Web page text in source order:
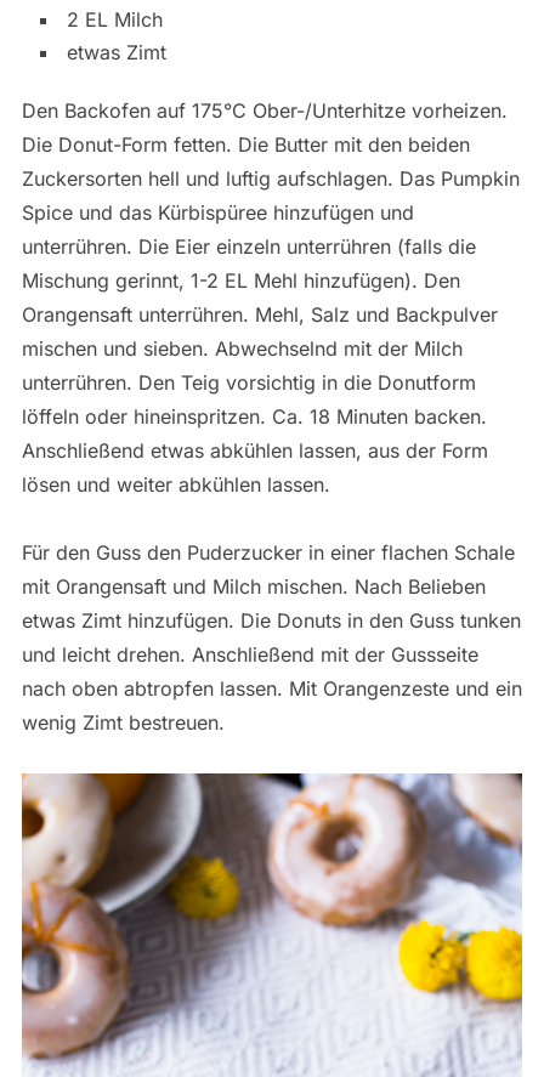
2 EL Milch
etwas Zimt
Den Backofen auf 175°C Ober-/Unterhitze vorheizen.
Die Donut-Form fetten. Die Butter mit den beiden
Zuckersorten hell und luftig aufschlagen. Das Pumpkin
Spice und das Kürbispüree hinzufügen und
unterrühren. Die Eier einzeln unterrühren (falls die
Mischung gerinnt, 1-2 EL Mehl hinzufügen). Den
Orangensaft unterrühren. Mehl, Salz und Backpulver
mischen und sieben. Abwechselnd mit der Milch
unterrühren. Den Teig vorsichtig in die Donutform
löffeln oder hineinspritzen. Ca. 18 Minuten backen.
Anschließend etwas abkühlen lassen, aus der Form
lösen und weiter abkühlen lassen.
Für den Guss den Puderzucker in einer flachen Schale
mit Orangensaft und Milch mischen. Nach Belieben
etwas Zimt hinzufügen. Die Donuts in den Guss tunken
und leicht drehen. Anschließend mit der Gussseite
nach oben abtropfen lassen. Mit Orangenzeste und ein
wenig Zimt bestreuen.